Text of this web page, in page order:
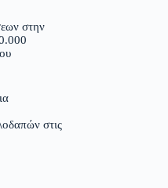
στην
στις